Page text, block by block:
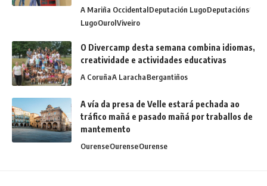
A Mariña OccidentalDeputación LugoDeputacións
LugoOurolViveiro
O Divercamp desta semana combina idiomas,
creatividade e actividades educativas
A CoruñaA LarachaBergantiños
A vía da presa de Velle estará pechada ao
tráfico mañá e pasado mañá por traballos de
mantemento
OurenseOurenseOurense